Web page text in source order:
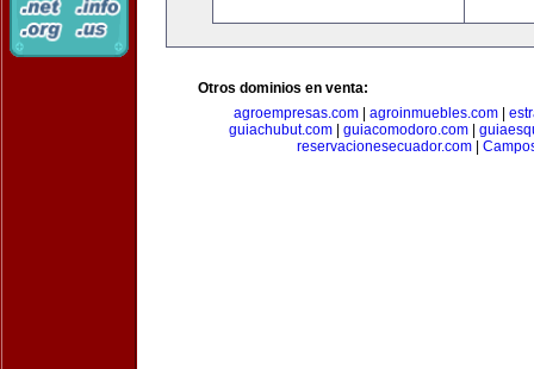
Otros dominios en venta:
agroempresas.com| agroinmuebles.com|
guiachubut.com
guiacomodoro.com
reservacionesecuador.com